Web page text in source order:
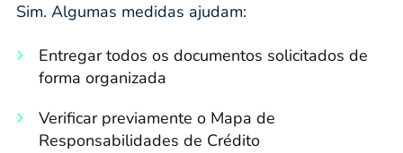
Sim. Algumas medidas ajudam:
Entregar todos os documentos solicitados de
forma organizada
Verificar previamente o Mapa de
Responsabilidades de Crédito